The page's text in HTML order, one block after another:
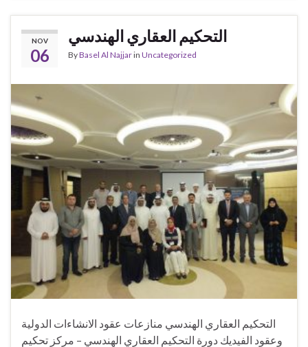
NOV
06
التحكيم العقاري الهندسي
ByBasel Al Najjarin Uncategorized
التحكيم العقاري الهندسي منازعات عقود الانشاءات الدولية
وعقود الفيديك دورة التحكيم العقاري الهندسي – مركز تحكيم